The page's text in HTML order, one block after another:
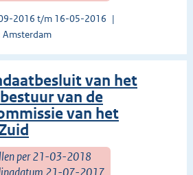
2016 t/m 16-05-2016
Amsterdam
van het
van de
van het
per 21-03-2018